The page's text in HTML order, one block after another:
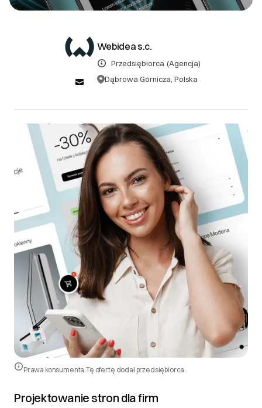
Webidea s.c.
Przedsiębiorca (Agencja)
Dąbrowa Górnicza, Polska
DOWIEDZ SIĘ WIĘCEJ
Prawa konsumenta:Tę ofertę dodał przedsiębiorca.
Projektowanie stron dla firm